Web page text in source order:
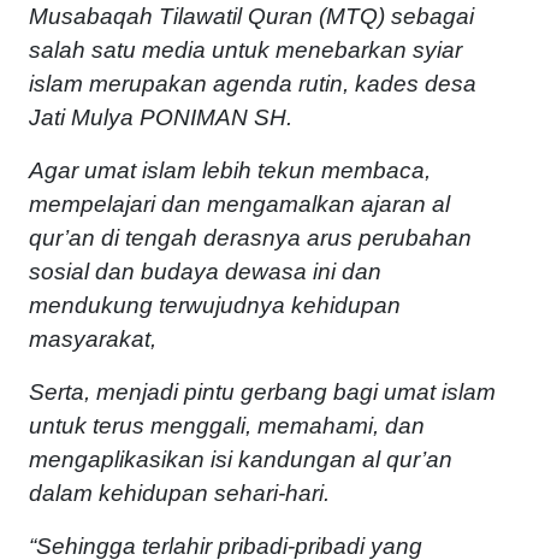
Musabaqah Tilawatil Quran (MTQ) sebagai
salah satu media untuk menebarkan syiar
islam merupakan agenda rutin, kades desa
Jati Mulya PONIMAN SH.
Agar umat islam lebih tekun membaca,
mempelajari dan mengamalkan ajaran al
qur’an di tengah derasnya arus perubahan
sosial dan budaya dewasa ini dan
mendukung terwujudnya kehidupan
masyarakat,
Serta, menjadi pintu gerbang bagi umat islam
untuk terus menggali, memahami, dan
mengaplikasikan isi kandungan al qur’an
dalam kehidupan sehari-hari.
“Sehingga terlahir pribadi-pribadi yang